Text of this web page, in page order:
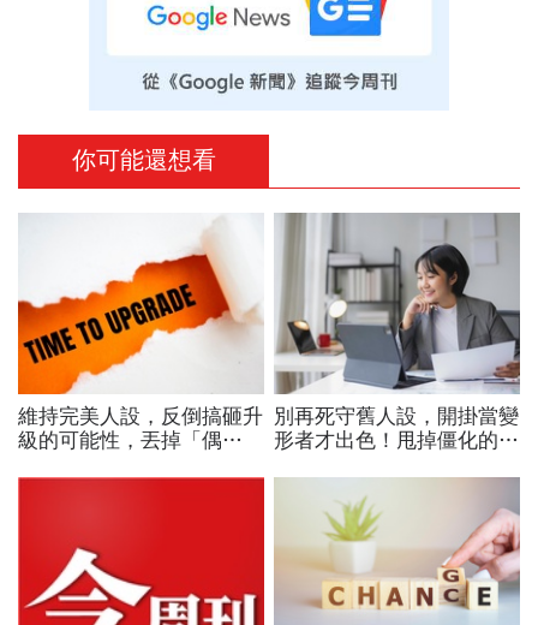
你可能還想看
維持完美人設，反倒搞砸升
級的可能性，丟掉「偶
學習目標
別再死守舊人設，開掛當變
形者才出色！甩掉僵化的